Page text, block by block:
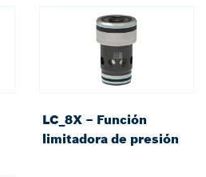
LC_8X – Función
limitadora de presión